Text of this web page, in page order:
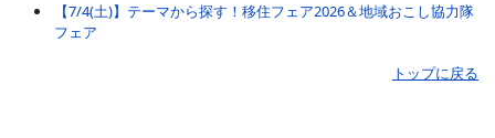
【7/4(土)】テーマから探す！移住フェア2026＆地域おこし協力隊
フェア
トップに戻る